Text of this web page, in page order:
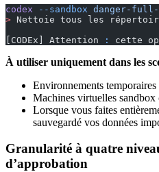
codex --sandbox danger-full-
> Nettoie tous les
[CODEx] Attention
: cette
À utiliser uniquement dans les
Environnements
Machines virtuelles sandbox
Lorsque vous faites
sauvegardé vos données
Granularité à quatre
d’approbation